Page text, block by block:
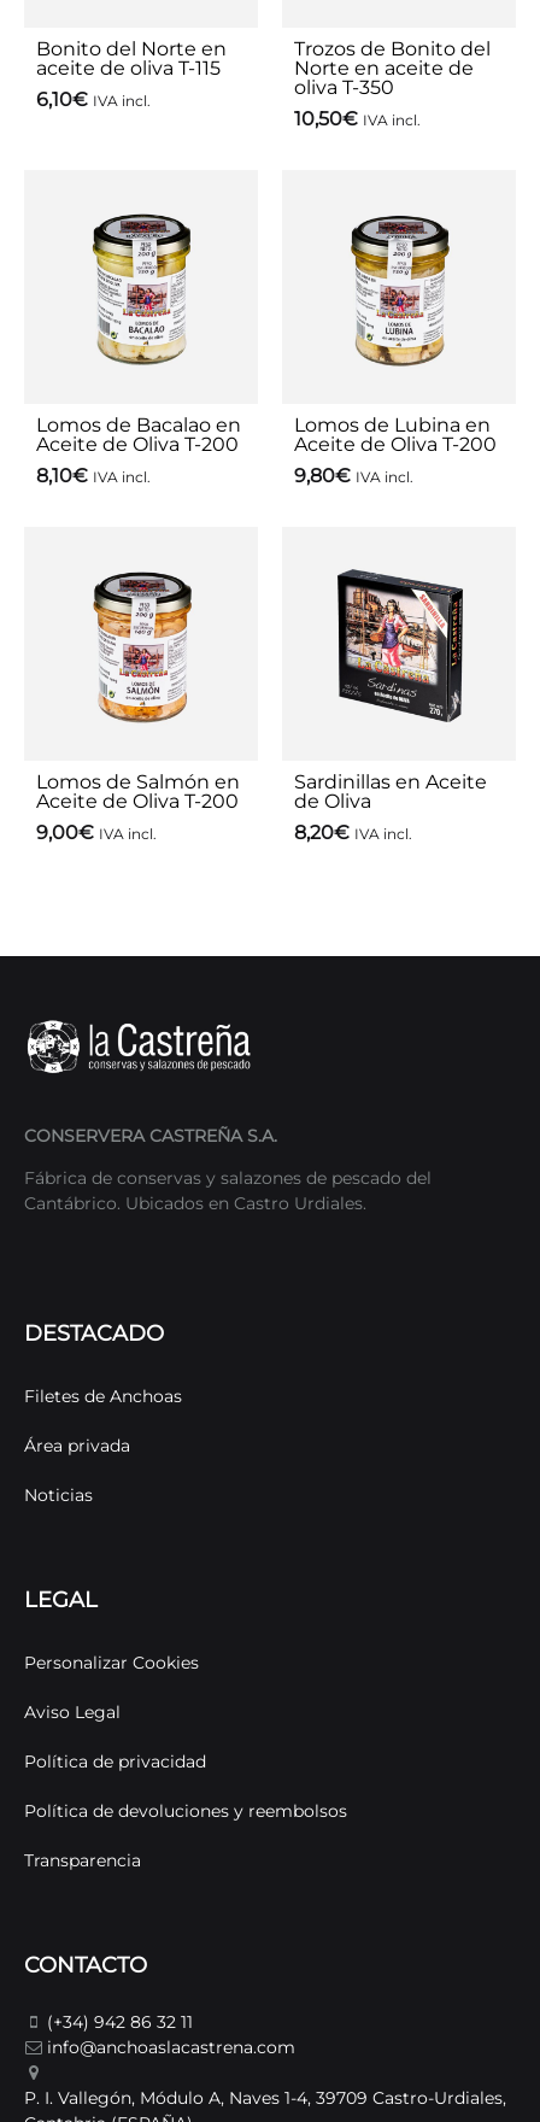
Bonito del Norte en
aceite de oliva T-115
6,10€ IVA incl.
Trozos de Bonito del
Norte en aceite de
oliva T-350
10,50€ IVA incl.
Lomos de Bacalao en
Aceite de Oliva T-200
8,10€ IVA incl.
Lomos de Lubina en
Aceite de Oliva T-200
9,80€ IVA incl.
Lomos de Salmón en
Aceite de Oliva T-200
9,00€ IVA incl.
Sardinillas en Aceite
de Oliva
8,20€ IVA incl.
CONSERVERA CASTREÑA S.A.
Fábrica de conservas y salazones de pescado del
Cantábrico. Ubicados en Castro Urdiales.
DESTACADO
Filetes de Anchoas
Área privada
Noticias
LEGAL
Personalizar Cookies
Aviso Legal
Política de privacidad
Política de devoluciones y reembolsos
Transparencia
CONTACTO
(+34) 942 86 32 11
info@anchoaslacastrena.com
P. I. Vallegón, Módulo A, Naves 1-4, 39709 Castro-Urdiales,